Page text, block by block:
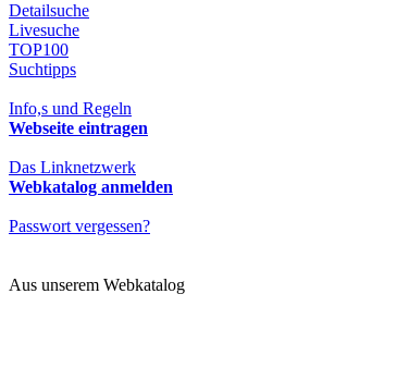
Detailsuche
Livesuche
TOP100
Suchtipps
Info,s und Regeln
Webseite eintragen
Das Linknetzwerk
Webkatalog anmelden
Passwort vergessen?
Aus unserem Webkatalog